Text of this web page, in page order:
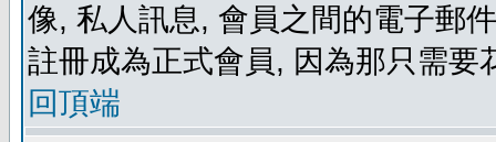
像, 私人訊息, 會員之間的電子郵
註冊成為正式會員, 因為那只需要
回頂端